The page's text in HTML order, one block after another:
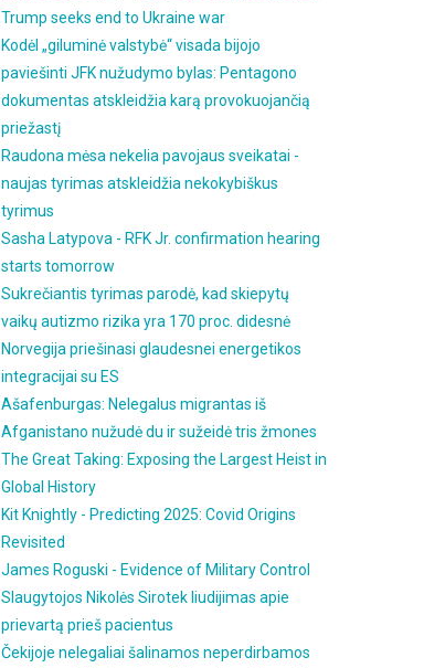
Trump seeks end to Ukraine war
Kodėl „giluminė valstybė“ visada bijojo
paviešinti JFK nužudymo bylas: Pentagono
dokumentas atskleidžia karą provokuojančią
priežastį
Raudona mėsa nekelia pavojaus sveikatai -
naujas tyrimas atskleidžia nekokybiškus
tyrimus
Sasha Latypova - RFK Jr. confirmation hearing
starts tomorrow
Sukrečiantis tyrimas parodė, kad skiepytų
vaikų autizmo rizika yra 170 proc. didesnė
Norvegija priešinasi glaudesnei energetikos
integracijai su ES
Ašafenburgas: Nelegalus migrantas iš
Afganistano nužudė du ir sužeidė tris žmones
The Great Taking: Exposing the Largest Heist in
Global History
Kit Knightly - Predicting 2025: Covid Origins
Revisited
James Roguski - Evidence of Military Control
Slaugytojos Nikolės Sirotek liudijimas apie
prievartą prieš pacientus
Čekijoje nelegaliai šalinamos neperdirbamos